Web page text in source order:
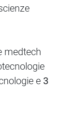
medtech
e 3